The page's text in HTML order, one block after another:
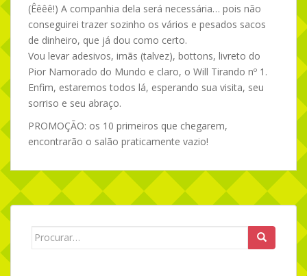
(Êêêê!) A companhia dela será necessária… pois não
conseguirei trazer sozinho os vários e pesados sacos
de dinheiro, que já dou como certo.
Vou levar adesivos, imãs (talvez), bottons, livreto do
Pior Namorado do Mundo e claro, o Will Tirando nº 1.
Enfim, estaremos todos lá, esperando sua visita, seu
sorriso e seu abraço.
PROMOÇÃO: os 10 primeiros que chegarem,
encontrarão o salão praticamente vazio!
Search for: